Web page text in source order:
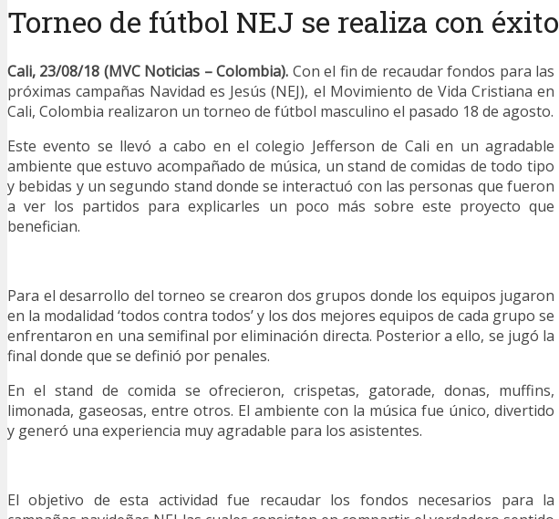
Torneo de fútbol NEJ se realiza con éxito
Cali, 23/08/18 (MVC Noticias – Colombia). Con el fin de recaudar fondos para las
próximas campañas Navidad es Jesús (NEJ), el Movimiento de Vida Cristiana en
Cali, Colombia realizaron un torneo de fútbol masculino el pasado 18 de agosto.
Este evento se llevó a cabo en el colegio Jefferson de Cali en un agradable
ambiente que estuvo acompañado de música, un stand de comidas de todo tipo
y bebidas y un segundo stand donde se interactuó con las personas que fueron
a ver los partidos para explicarles un poco más sobre este proyecto que
benefician.
Para el desarrollo del torneo se crearon dos grupos donde los equipos jugaron
en la modalidad ‘todos contra todos’ y los dos mejores equipos de cada grupo se
enfrentaron en una semifinal por eliminación directa. Posterior a ello, se jugó la
final donde que se definió por penales.
En el stand de comida se ofrecieron, crispetas, gatorade, donas, muffins,
limonada, gaseosas, entre otros. El ambiente con la música fue único, divertido
y generó una experiencia muy agradable para los asistentes.
El objetivo de esta actividad fue recaudar los fondos necesarios para la